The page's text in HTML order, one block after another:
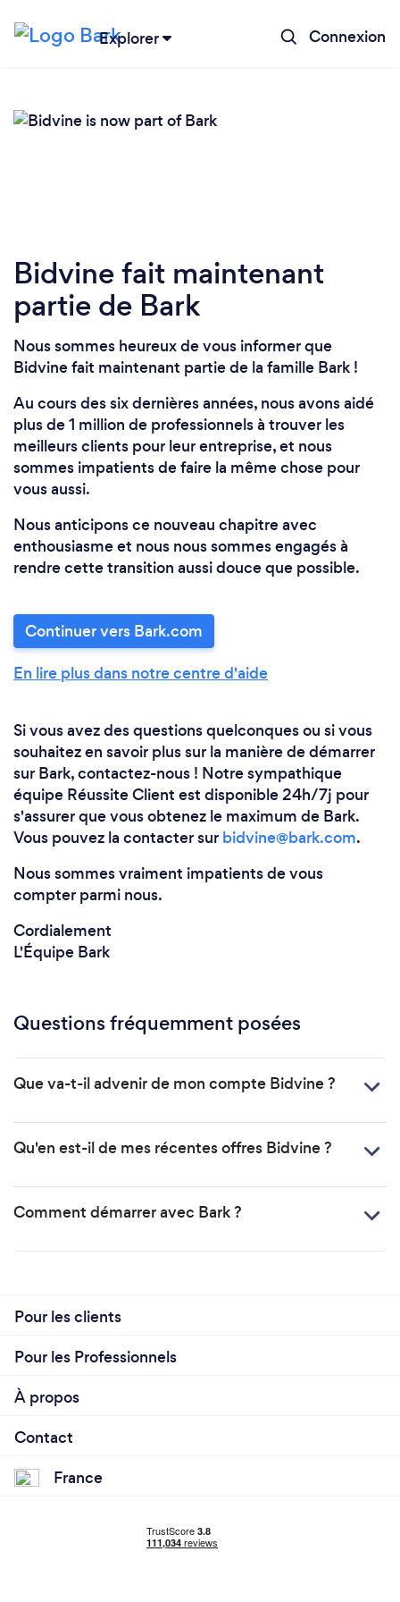
Explorer Connexion
Bidvine fait maintenant
partie de Bark
Nous sommes heureux de vous informer que
Bidvine fait maintenant partie de la famille Bark !
Au cours des six dernières années, nous avons aidé
plus de 1 million de professionnels à trouver les
meilleurs clients pour leur entreprise, et nous
sommes impatients de faire la même chose pour
vous aussi.
Nous anticipons ce nouveau chapitre avec
enthousiasme et nous nous sommes engagés à
rendre cette transition aussi douce que possible.
Continuer vers Bark.com
En lire plus dans notre centre d'aide
Si vous avez des questions quelconques ou si vous
souhaitez en savoir plus sur la manière de démarrer
sur Bark, contactez-nous ! Notre sympathique
équipe Réussite Client est disponible 24h/7j pour
s'assurer que vous obtenez le maximum de Bark.
Vous pouvez la contacter sur bidvine@bark.com.
Nous sommes vraiment impatients de vous
compter parmi nous.
Cordialement
L'Équipe Bark
Questions fréquemment posées
Que va-t-il advenir de mon compte Bidvine ?
Qu'en est-il de mes récentes offres Bidvine ?
Comment démarrer avec Bark ?
Pour les clients
Pour les Professionnels
À propos
Contact
France